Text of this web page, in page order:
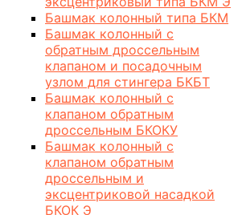
Башмак колонный типа БКМ
Башмак колонный с
обратным дроссельным
клапаном и посадочным
узлом для стингера БКБТ
Башмак колонный с
клапаном обратным
дроссельным БКОКУ
Башмак колонный с
клапаном обратным
дроссельным и
эксцентриковой насадкой
БКОК Э